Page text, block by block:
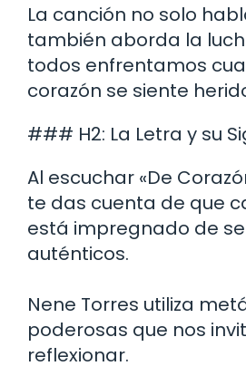
La canción no solo
también aborda la
todos enfrentamos
corazón se siente
### H2: La Letra y su
Al escuchar «De
te das cuenta de que
está impregnado de
auténticos.
Nene Torres utiliza
poderosas que nos
reflexionar.